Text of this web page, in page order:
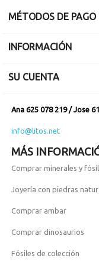
MÉTODOS DE PAGO
INFORMACIÓN
SU CUENTA
Ana 625 078 219 / Jose
info@litos.net
MÁS
Comprar minerales y
Joyería con piedras
Comprar ambar
Comprar dinosaurios
Fósiles de colección